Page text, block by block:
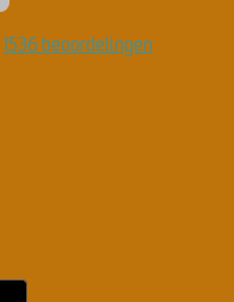
1536 beoordelingen